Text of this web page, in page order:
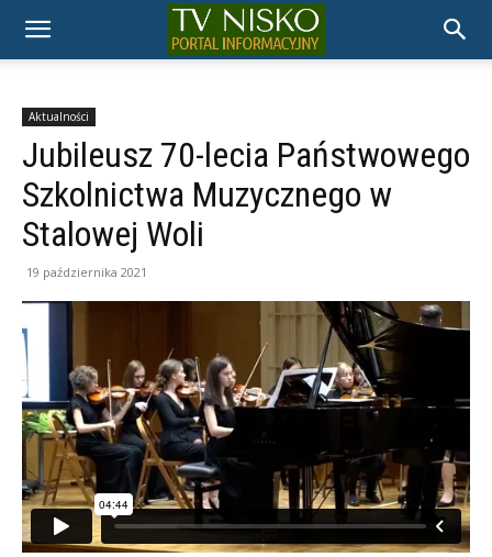
TELEWIZJA
NISKO
Aktualności
Jubileusz 70-lecia Państwowego
Szkolnictwa Muzycznego w
Stalowej Woli
19 października 2021